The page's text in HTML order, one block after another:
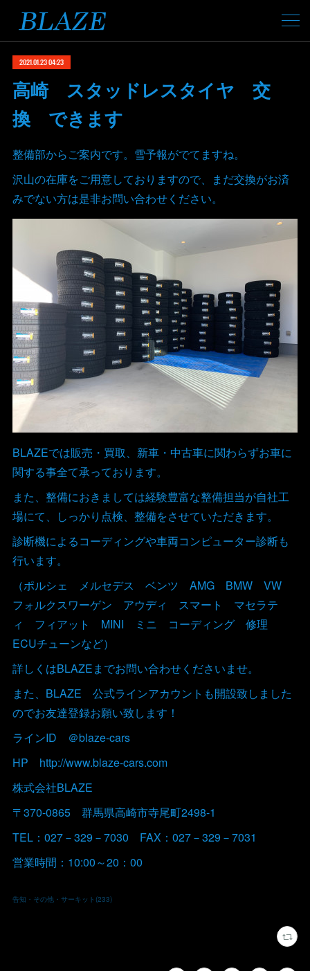
2021.01.23 04:23
高崎 スタッドレスタイヤ 交
換 できます
整備部からご案内です。雪予報がでてますね。
沢山の在庫をご用意しておりますので、まだ交換がお済
みでない方は是非お問い合わせください。
BLAZEでは販売・買取、新車・中古車に関わらずお車に
関する事全て承っております。
また、整備におきましては経験豊富な整備担当が自社工
場にて、しっかり点検、整備をさせていただきます。
診断機によるコーディングや車両コンピューター診断も
行います。
（ポルシェ メルセデス ベンツ AMG BMW VW
フォルクスワーゲン アウディ スマート マセラテ
ィ フィアット MINI ミニ コーディング 修理
ECUチューンなど）
詳しくはBLAZEまでお問い合わせくださいませ。
また、BLAZE 公式ラインアカウントも開設致しました
のでお友達登録お願い致します！
ラインID ＠blaze-cars
HP http://www.blaze-cars.com
株式会社BLAZE
〒370-0865 群馬県高崎市寺尾町2498-1
TEL：027－329－7030 FAX：027－329－7031
営業時間：10:00～20：00
告知・その他・サーキット (233)